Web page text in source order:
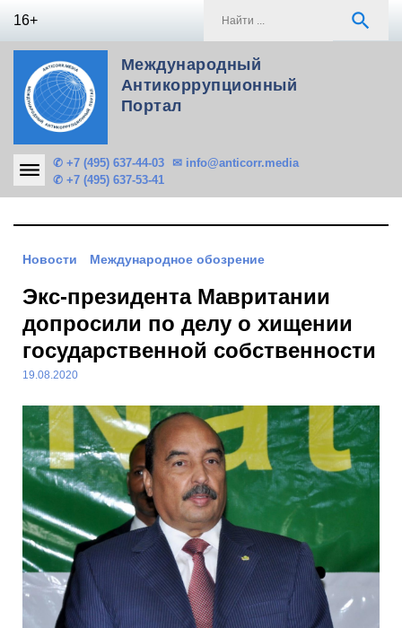
16+ search
Международный
Антикоррупционный
Портал
✆ +7 (495) 637-44-03
✆ +7 (495) 637-53-41
✉ info@anticorr.media
Новости Международное обозрение
Экс-президента Мавритании
допросили по делу о хищении
государственной собственности
19.08.2020